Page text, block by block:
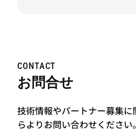
CONTACT
お問合せ
技術情報やパートナー募集に
らよりお問い合わせください。